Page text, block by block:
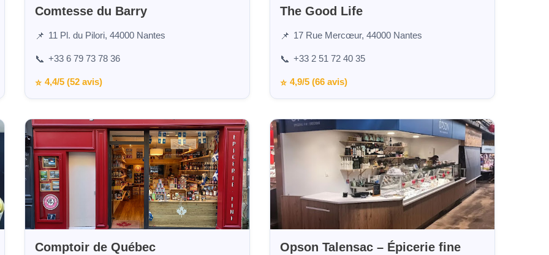
Comtesse du Barry
📌 11 Pl. du Pilori, 44000 Nantes
📞 +33 6 79 73 78 36
⭐ 4,4/5 (52 avis)
The Good Life
📌 17 Rue Mercœur, 44000 Nantes
📞 +33 2 51 72 40 35
⭐ 4,9/5 (66 avis)
Comptoir de Québec
Opson Talensac – Épicerie fine